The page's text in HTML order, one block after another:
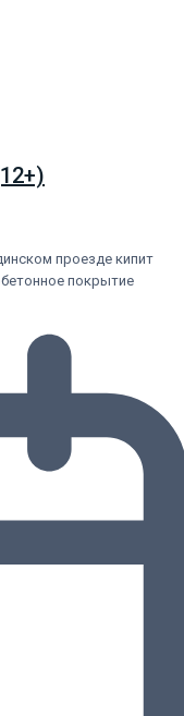
проезде кипит
покрытие